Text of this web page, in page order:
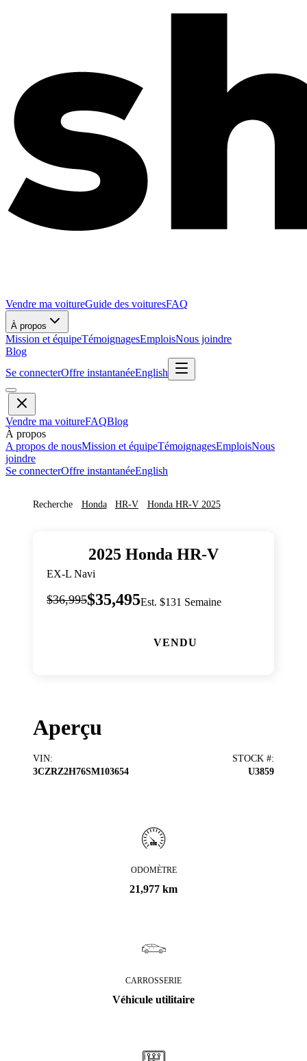
Vendre ma voitureGuide des voituresFAQ
À propos
Mission et équipeTémoignagesEmploisNous joindre
Blog
Se connecterOffre instantanéeEnglish
Vendre ma voitureFAQBlog
À propos
A propos de nousMission et équipeTémoignagesEmploisNous
joindre
Se connecterOffre instantanéeEnglish
Recherche Honda HR-V Honda HR-V 2025
2025 Honda HR-V
EX-L Navi
$36,995$35,495Est. $131 Semaine
VENDU
Aperçu
VIN:
3CZRZ2H76SM103654
STOCK #:
U3859
ODOMÈTRE
21,977 km
CARROSSERIE
Véhicule utilitaire